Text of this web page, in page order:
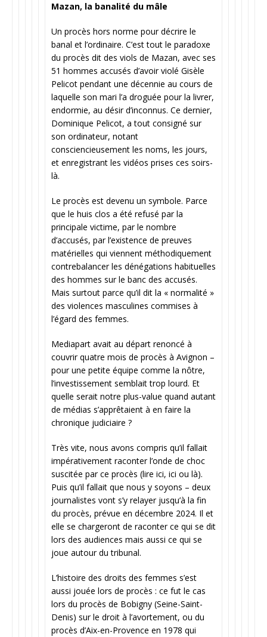
Mazan, la banalité du mâle
Un procès hors norme pour décrire le
banal et l’ordinaire. C’est tout le paradoxe
du procès dit des viols de Mazan, avec ses
51 hommes accusés d’avoir violé Gisèle
Pelicot pendant une décennie au cours de
laquelle son mari l’a droguée pour la livrer,
endormie, au désir d’inconnus. Ce dernier,
Dominique Pelicot, a tout consigné sur
son ordinateur, notant
consciencieusement les noms, les jours,
et enregistrant les vidéos prises ces soirs-
là.
Le procès est devenu un symbole. Parce
que le huis clos a été refusé par la
principale victime, par le nombre
d’accusés, par l’existence de preuves
matérielles qui viennent méthodiquement
contrebalancer les dénégations habituelles
des hommes sur le banc des accusés.
Mais surtout parce qu’il dit la « normalité »
des violences masculines commises à
l’égard des femmes.
Mediapart avait au départ renoncé à
couvrir quatre mois de procès à Avignon –
pour une petite équipe comme la nôtre,
l’investissement semblait trop lourd. Et
quelle serait notre plus-value quand autant
de médias s’apprêtaient à en faire la
chronique judiciaire ?
Très vite, nous avons compris qu’il fallait
impérativement raconter l’onde de choc
suscitée par ce procès (lire ici, ici ou là).
Puis qu’il fallait que nous y soyons – deux
journalistes vont s’y relayer jusqu’à la fin
du procès, prévue en décembre 2024. Il et
elle se chargeront de raconter ce qui se dit
lors des audiences mais aussi ce qui se
joue autour du tribunal.
L’histoire des droits des femmes s’est
aussi jouée lors de procès : ce fut le cas
lors du procès de Bobigny (Seine-Saint-
Denis) sur le droit à l’avortement, ou du
procès d’Aix-en-Provence en 1978 qui